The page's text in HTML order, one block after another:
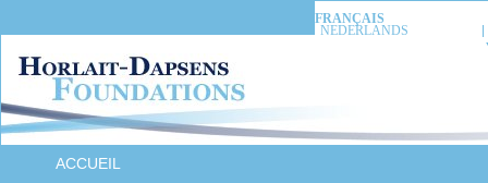
FRANÇAIS
NEDERLANDS
ACCUEIL